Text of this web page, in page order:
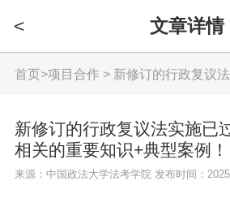
< 文章详情
首页>项目合作 > 新修订的行政复议法实施已过一年！
新修订的行政复议法实施已
相关的重要知识+典型案例！
来源：中国政法大学法考学院 发布时间：